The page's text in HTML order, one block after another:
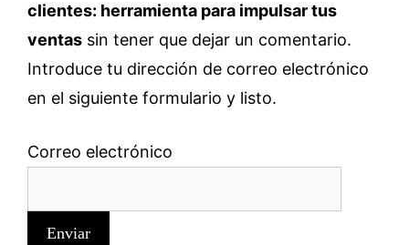
clientes: herramienta para impulsar tus
ventas sin tener que dejar un comentario.
Introduce tu dirección de correo electrónico
en el siguiente formulario y listo.
Correo electrónico